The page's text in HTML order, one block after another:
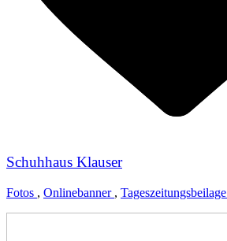
Schuhhaus Klauser
Fotos , Onlinebanner , Tageszeitungsbeilage